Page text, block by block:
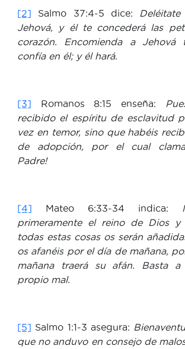
[2] Salmo 37:4-5 dice:
Jehová, y él te concederá las
corazón. Encomienda a
confía en él; y él hará.
[3] Romanos 8:15 enseña:
recibido el espíritu de esclavitud
vez en temor, sino que habéis
de adopción, por el cual
Padre!
[4] Mateo 6:33-34 indica:
primeramente el reino de Dios
todas estas cosas os serán
os afanéis por el día de mañana,
mañana traerá su afán. Basta
propio mal.
[5] Salmo 1:1-3 asegura:
que no anduvo en consejo de